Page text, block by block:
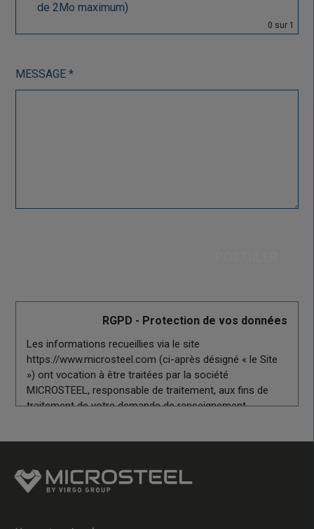
de 2Mo maximum)
0 sur 1
MESSAGE *
RGPD - Protection de vos données
Les informations recueillies via le site
https://www.microsteel.com (ci-après désigné « le Site
») ont vocation à être traitées par la société
MICROSTEEL, responsable de traitement, aux fins de
traitement de votre demande de renseignement.
obligatoires pour la gestion de vos demandes.
matière de protection des données à caractère
personnel, vous disposez :